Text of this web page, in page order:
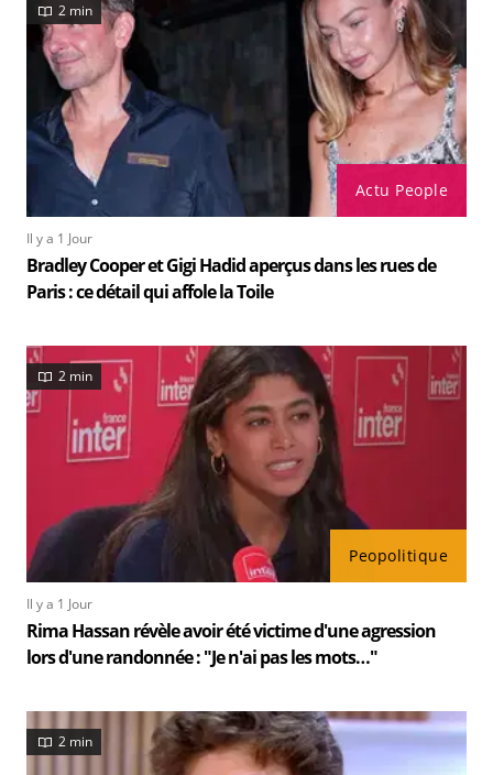
Actu People
2 min
Il y a 1 Jour
Bradley Cooper et Gigi Hadid aperçus dans les rues de
Paris : ce détail qui affole la Toile
Peopolitique
2 min
Il y a 1 Jour
Rima Hassan révèle avoir été victime d'une agression
lors d'une randonnée : "Je n'ai pas les mots…"
2 min